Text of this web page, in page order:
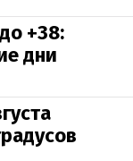
+38:
дни